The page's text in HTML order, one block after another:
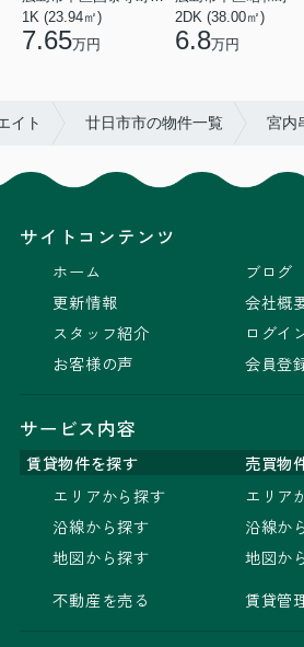
1K (23.94㎡)
7.65万円
2DK (38.00㎡)
6.8万円
イト 廿日市市の物件一覧 宮内
サイトコンテンツ
ホーム
更新情報
スタッフ紹介
お客様の声
ブログ
会社概
ログイ
会員登
サービス内容
賃貸物件を探す
売買物
エリアから探す
沿線から探す
地図から探す
不動産を売る
エリア
沿線か
地図か
賃貸管